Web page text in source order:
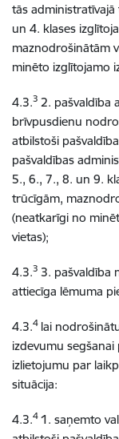
tās
un 4. klases
maznodrošinātām
minēto izglītojamo
4.3.3 2. pašvaldība
brīvpusdienu
atbilstoši
pašvaldības
5., 6., 7., 8. un 9.
trūcīgām,
(neatkarīgi no
vietas);
4.3.3 3. pašvaldība
attiecīga lēmuma
4.3.4lai
izdevumu
izlietojumu par
situācija:
4.3.41. saņemto